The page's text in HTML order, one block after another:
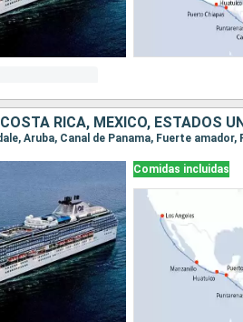
RICA, MÉXICO, ESTADOS
Comidas incluidas